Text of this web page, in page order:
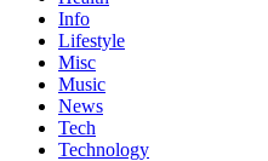
Info
Lifestyle
Misc
Music
News
Tech
Technology